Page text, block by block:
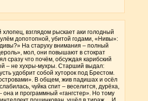
взглядом рыскает аки голодный
допотопной, убитой годами, «Нивы»:
На старуху внимания – полный
мол, они повышают в стократ
сразу что почём, обсуждая карибский
– не хухры-мухры. Старший выдал:
удобрит собой хуторок под Брестом.
В общем, жив падишах и осёл
чуйка спит – веселится, дурёха,
и программный «гангстер». Но тому